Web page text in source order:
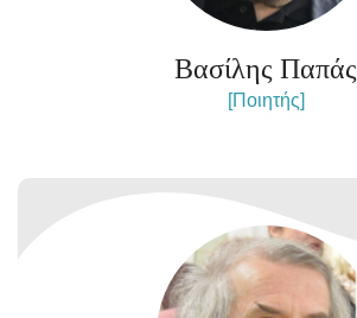
Βασίλης Παπάς
[Ποιητής]